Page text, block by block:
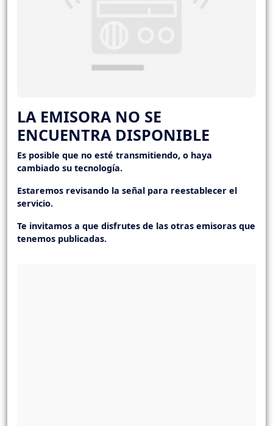
LA EMISORA NO SE
ENCUENTRA DISPONIBLE
Es posible que no esté transmitiendo, o haya
cambiado su tecnología.
Estaremos revisando la señal para reestablecer el
servicio.
Te invitamos a que disfrutes de las otras emisoras que
tenemos publicadas.